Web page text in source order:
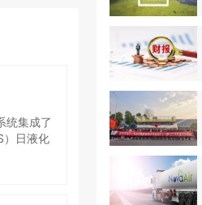
统集成了
）日液化
传统开